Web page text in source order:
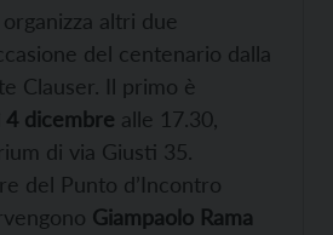
altri due
del centenario dalla
Clauser. Il primo è
4 dicembre alle 17.30,
di via Giusti 35.
del Punto d’Incontro
Giampaolo Rama